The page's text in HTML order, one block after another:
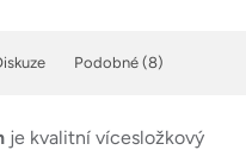
Podobné (8)
je kvalitní vícesložkový